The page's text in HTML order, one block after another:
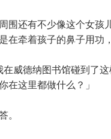
还有不少像这个女孩
在牵着孩子的鼻子用功
德纳图书馆碰到了这
在这里都做什么？」
。